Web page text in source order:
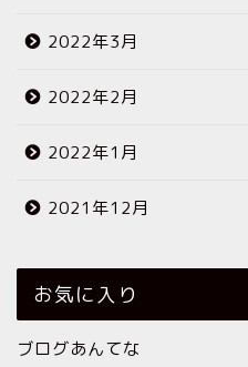
2022年3月
2022年2月
2022年1月
2021年12月
お気に入り
ブログあんてな